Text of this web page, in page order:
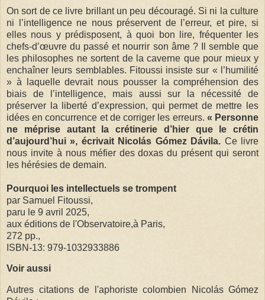
On sort de ce livre brillant un peu découragé. Si ni la culture
ni l’intelligence ne nous préservent de l’erreur, et pire, si
elles nous y prédisposent, à quoi bon lire, fréquenter les
chefs-d’œuvre du passé et nourrir son âme ? Il semble que
les philosophes ne sortent de la caverne que pour mieux y
enchaîner leurs semblables. Fitoussi insiste sur « l’humilité
» à laquelle devrait nous pousser la compréhension des
biais de l’intelligence, mais aussi sur la nécessité de
préserver la liberté d’expression, qui permet de mettre les
idées en concurrence et de corriger les erreurs. « Personne
ne méprise autant la crétinerie d’hier que le crétin
d’aujourd’hui », écrivait Nicolás Gómez Dávila. Ce livre
nous invite à nous méfier des doxas du présent qui seront
les hérésies de demain.
Pourquoi les intellectuels se trompent
par Samuel Fitoussi,
paru le 9 avril 2025,
aux éditions de l'Observatoire,à Paris,
272 pp.,
ISBN-13: 979-1032933886
Voir aussi
Autres citations de l'aphoriste colombien Nicolás Gómez